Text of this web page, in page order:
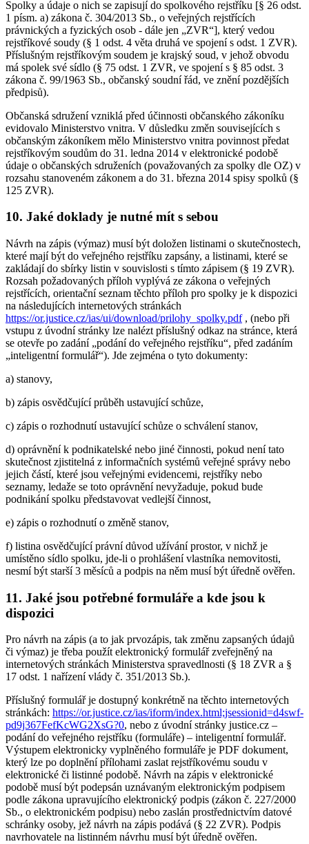
Spolky a údaje o nich se zapisují do spolkového rejstříku [§ 26 odst.
1 písm. a) zákona č. 304/2013 Sb., o veřejných rejstřících
právnických a fyzických osob - dále jen „ZVR“], který vedou
rejstříkové soudy (§ 1 odst. 4 věta druhá ve spojení s odst. 1 ZVR).
Příslušným rejstříkovým soudem je krajský soud, v jehož obvodu
má spolek své sídlo (§ 75 odst. 1 ZVR, ve spojení s § 85 odst. 3
zákona č. 99/1963 Sb., občanský soudní řád, ve znění pozdějších
předpisů).
Občanská sdružení vzniklá před účinnosti občanského zákoníku
evidovalo Ministerstvo vnitra. V důsledku změn souvisejících s
občanským zákoníkem mělo Ministerstvo vnitra povinnost předat
rejstříkovým soudům do 31. ledna 2014 v elektronické podobě
údaje o občanských sdruženích (považovaných za spolky dle OZ) v
rozsahu stanoveném zákonem a do 31. března 2014 spisy spolků (§
125 ZVR).
10. Jaké doklady je nutné mít s sebou
Návrh na zápis (výmaz) musí být doložen listinami o skutečnostech,
které mají být do veřejného rejstříku zapsány, a listinami, které se
zakládají do sbírky listin v souvislosti s tímto zápisem (§ 19 ZVR).
Rozsah požadovaných příloh vyplývá ze zákona o veřejných
rejstřících, orientační seznam těchto příloh pro spolky je k dispozici
na následujících internetových stránkách
https://or.justice.cz/ias/ui/download/prilohy_spolky.pdf, (nebo při
vstupu z úvodní stránky lze nalézt příslušný odkaz na stránce, která
se otevře po zadání „podání do veřejného rejstříku“, před zadáním
„inteligentní formulář“). Jde zejména o tyto dokumenty:
a) stanovy,
b) zápis osvědčující průběh ustavující schůze,
c) zápis o rozhodnutí ustavující schůze o schválení stanov,
d) oprávnění k podnikatelské nebo jiné činnosti, pokud není tato
skutečnost zjistitelná z informačních systémů veřejné správy nebo
jejich částí, které jsou veřejnými evidencemi, rejstříky nebo
seznamy, ledaže se toto oprávnění nevyžaduje, pokud bude
podnikání spolku představovat vedlejší činnost,
e) zápis o rozhodnutí o změně stanov,
f) listina osvědčující právní důvod užívání prostor, v nichž je
umístěno sídlo spolku, jde-li o prohlášení vlastníka nemovitosti,
nesmí být starší 3 měsíců a podpis na něm musí být úředně ověřen.
11. Jaké jsou potřebné formuláře a kde jsou k
dispozici
Pro návrh na zápis (a to jak prvozápis, tak změnu zapsaných údajů
či výmaz) je třeba použít elektronický formulář zveřejněný na
internetových stránkách Ministerstva spravedlnosti (§ 18 ZVR a §
17 odst. 1 nařízení vlády č. 351/2013 Sb.).
Příslušný formulář je dostupný konkrétně na těchto internetových
stránkách: https://or.justice.cz/ias/iform/index.html;jsessionid=d4swf-
pd9j367FefKcWG2XsG?0, nebo z úvodní stránky justice.cz –
podání do veřejného rejstříku (formuláře) – inteligentní formulář.
Výstupem elektronicky vyplněného formuláře je PDF dokument,
který lze po doplnění přílohami zaslat rejstříkovému soudu v
elektronické či listinné podobě. Návrh na zápis v elektronické
podobě musí být podepsán uznávaným elektronickým podpisem
podle zákona upravujícího elektronický podpis (zákon č. 227/2000
Sb., o elektronickém podpisu) nebo zaslán prostřednictvím datové
schránky osoby, jež návrh na zápis podává (§ 22 ZVR). Podpis
navrhovatele na listinném návrhu musí být úředně ověřen.